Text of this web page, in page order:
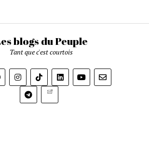
blogs du Peuple
Tant que c'est courtois